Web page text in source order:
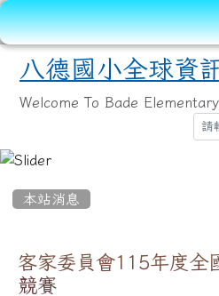
八德國小全球資
Welcome To Bade Elementary
本站消息
客家委員會115年度全
競賽